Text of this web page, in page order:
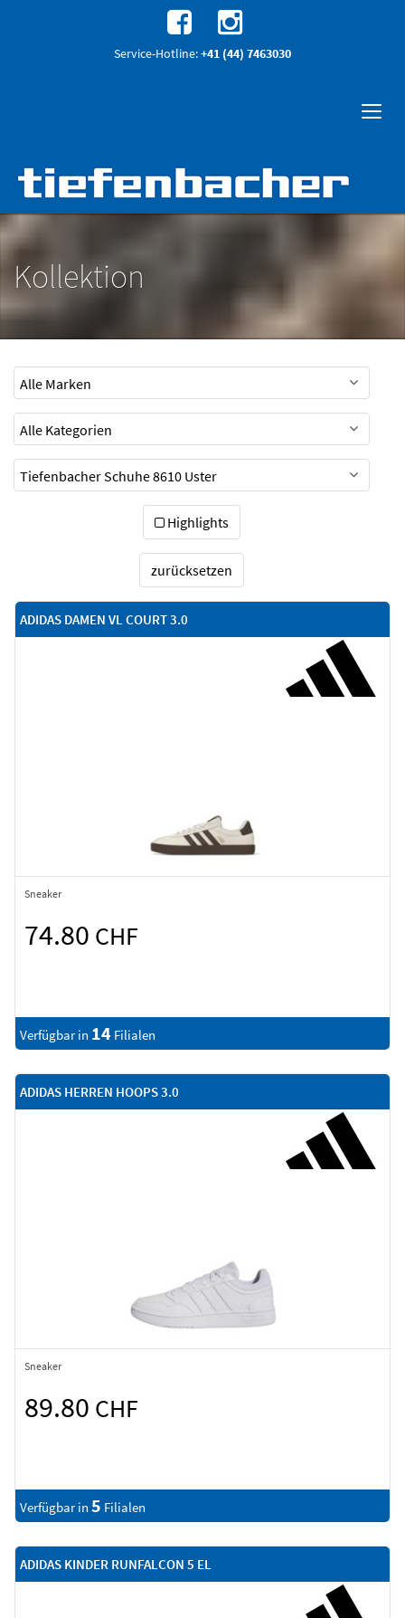
Service-Hotline:+41 (44) 7463030
Kollektion
Highlights
zurücksetzen
ADIDAS DAMEN VL COURT 3.0
Sneaker
74.80 CHF
Verfügbar in 14 Filialen
ADIDAS HERREN HOOPS 3.0
Sneaker
89.80 CHF
Verfügbar in 5 Filialen
ADIDAS KINDER RUNFALCON 5 EL